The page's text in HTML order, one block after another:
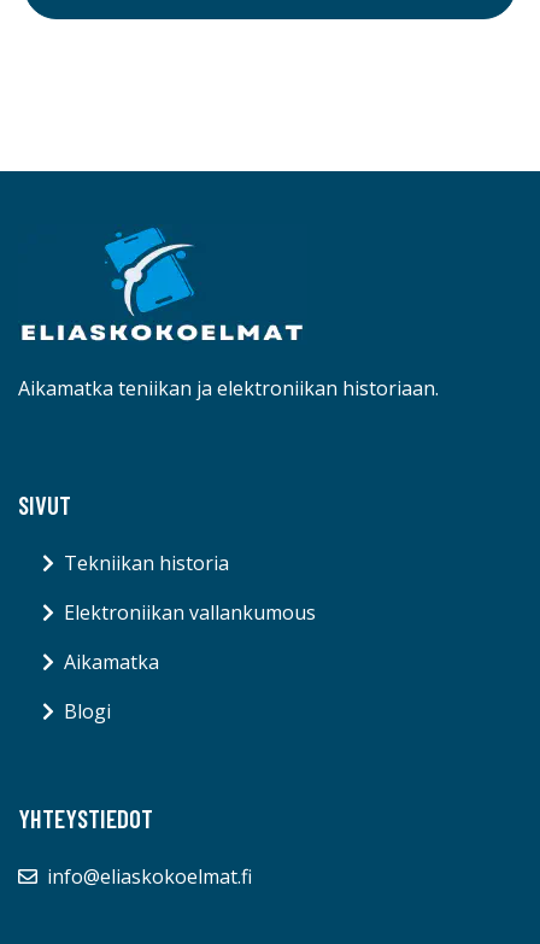
Aikamatka teniikan ja elektroniikan historiaan.
SIVUT
Tekniikan historia
Elektroniikan vallankumous
Aikamatka
Blogi
YHTEYSTIEDOT
info@eliaskokoelmat.fi